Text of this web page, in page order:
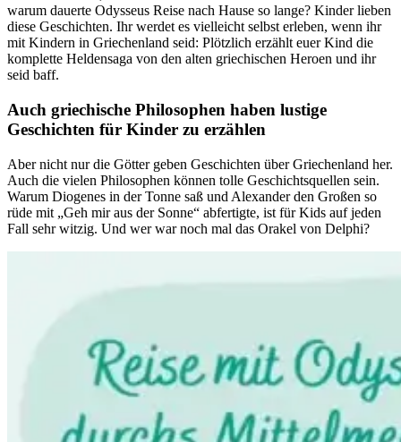
warum dauerte Odysseus Reise nach Hause so lange? Kinder lieben
diese Geschichten. Ihr werdet es vielleicht selbst erleben, wenn ihr
mit Kindern in Griechenland seid: Plötzlich erzählt euer Kind die
komplette Heldensaga von den alten griechischen Heroen und ihr
seid baff.
Auch griechische Philosophen haben lustige
Geschichten für Kinder zu erzählen
Aber nicht nur die Götter geben Geschichten über Griechenland her.
Auch die vielen Philosophen können tolle Geschichtsquellen sein.
Warum Diogenes in der Tonne saß und Alexander den Großen so
rüde mit „Geh mir aus der Sonne“ abfertigte, ist für Kids auf jeden
Fall sehr witzig. Und wer war noch mal das Orakel von Delphi?